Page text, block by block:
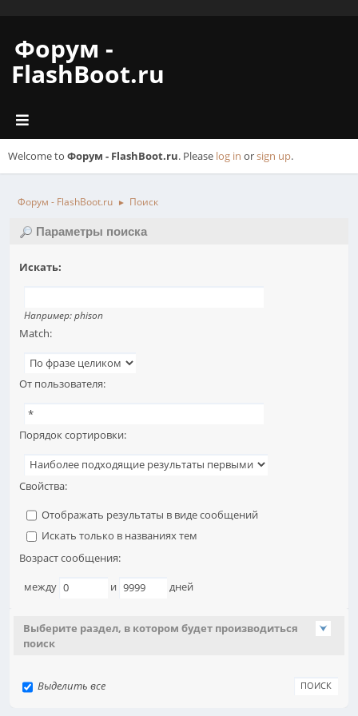
Форум -
FlashBoot.ru
Welcome to Форум - FlashBoot.ru. Please log in orsign up.
Форум - FlashBoot.ru ► Поиск
Параметры поиска
Искать:
Например:phison
Match:
От пользователя:
Порядок сортировки:
Свойства:
Отображать результаты в виде сообщений
Искать только в названиях тем
Возраст сообщения:
между
и дней
Выберите раздел, в котором будет производиться
поиск
Выделить все